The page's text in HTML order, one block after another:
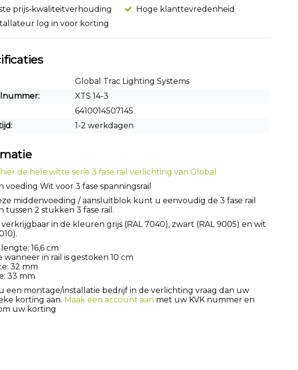
prijs-kwaliteitverhouding
Hoge klanttevredenheid
log in voor korting
Global Trac Lighting Systems
XTS 14-3
6410014507145
1-2 werkdagen
de hele witte serie 3 fase rail verlichting van Global
voeding Wit voor 3 fase spanningsrail
middenvoeding / aansluitblok kunt u eenvoudig de 3 fase rail
tussen 2 stukken 3 fase rail.
verkrijgbaar in de kleuren grijs (RAL 7040), zwart (RAL 9005) en wit
16,6 cm
wanneer in rail is gestoken 10 cm
32 mm
33 mm
een montage/installatie bedrijf in de verlichting vraag dan uw
korting aan. Maak een account aan met uw KVK nummer en
uw korting